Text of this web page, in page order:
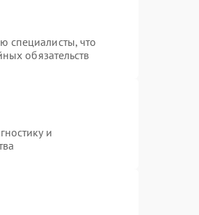
специалисты, что
обязательств
и